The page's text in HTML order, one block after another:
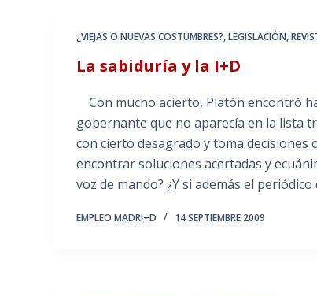
¿VIEJAS O NUEVAS COSTUMBRES?,LEGISLACIÓN,
La sabiduría y la I+D
Con mucho acierto, Platón encontró
gobernante que no aparecía en la lista
con cierto desagrado y toma decisiones
encontrar soluciones acertadas y
voz de mando? ¿Y si además el
EMPLEO MADRI+D 14 SEPTIEMBRE 2009